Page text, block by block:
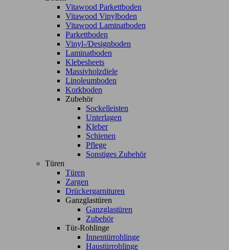
Vitawood Parkettboden
Vitawood Vinylboden
Vitawood Laminatboden
Parkettboden
Vinyl-/Designboden
Laminatboden
Klebesheets
Massivholzdiele
Linoleumboden
Korkboden
Zubehör
Sockelleisten
Unterlagen
Kleber
Schienen
Pflege
Sonstiges Zubehör
Türen
Türen
Zargen
Drückergarnituren
Ganzglastüren
Ganzglastüren
Zubehör
Tür-Rohlinge
Innentürrohlinge
Haustürrohlinge